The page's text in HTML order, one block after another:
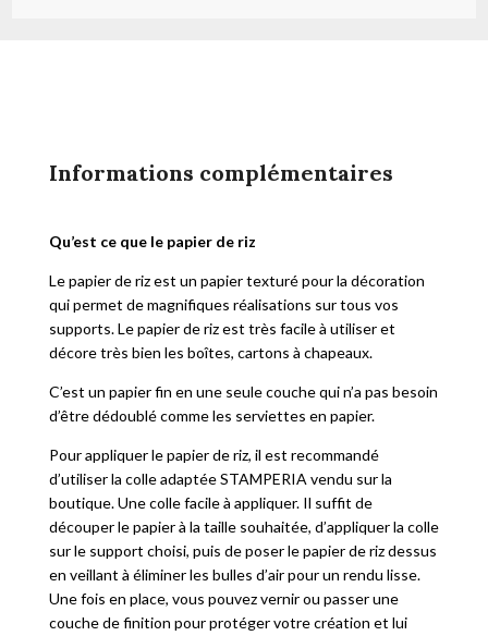
Informations complémentaires
Qu’est ce que le papier de riz
Le papier de riz est un papier texturé pour la décoration
qui permet de magnifiques réalisations sur tous vos
supports. Le papier de riz est très facile à utiliser et
décore très bien les boîtes, cartons à chapeaux.
C’est un papier fin en une seule couche qui n’a pas besoin
d’être dédoublé comme les serviettes en papier.
Pour appliquer le papier de riz, il est recommandé
d’utiliser la colle adaptée STAMPERIA vendu sur la
boutique. Une colle facile à appliquer. Il suffit de
découper le papier à la taille souhaitée, d’appliquer la colle
sur le support choisi, puis de poser le papier de riz dessus
en veillant à éliminer les bulles d’air pour un rendu lisse.
Une fois en place, vous pouvez vernir ou passer une
couche de finition pour protéger votre création et lui